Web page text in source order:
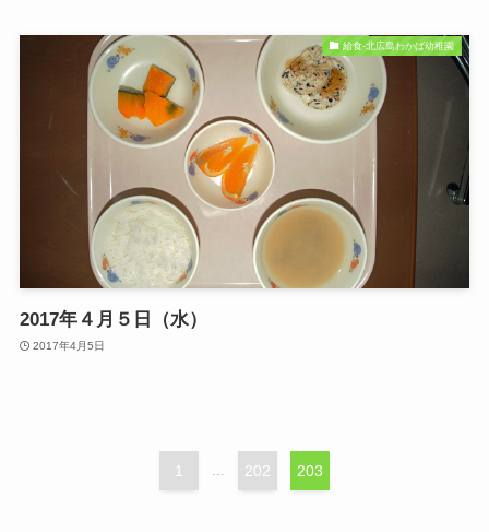
給食-北広島わかば幼稚園
2017年４月５日（水）
2017年4月5日
1 202 203